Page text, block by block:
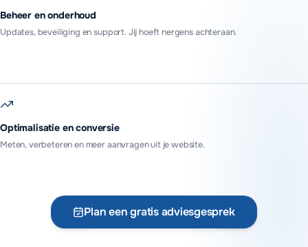
Beheer en onderhoud
Updates, beveiliging en support. Jij hoeft nergens achteraan.
Optimalisatie en conversie
Meten, verbeteren en meer aanvragen uit je website.
Plan een gratis adviesgesprek